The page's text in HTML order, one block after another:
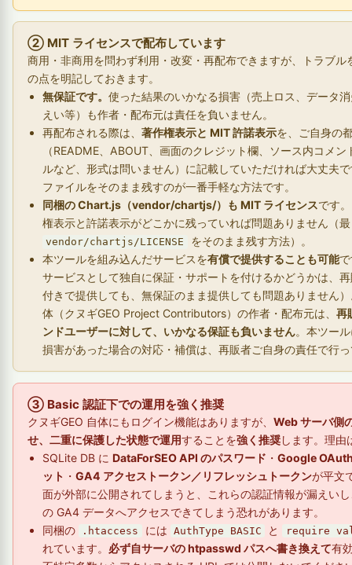
② MIT ライセンスで配布しています
商用・非商用を問わず利用・改変・再配布できますが、トラブル
の点を明記しておきます。
無保証です。 使った結果のいかなる損害（売上ロス、データ
えい等）も作者・配布元は責任を負いません。
再配布される際は、 著作権表示と MIT 許諾表示を、ご自身の
（README、ABOUT、画面のクレジット欄、ソース内コメン
ルなど、形式は問いません）に記載していただければ大丈夫
ファイルをそのまま残すのが一番手軽な方法です。
同梱の Chart.js（vendor/chartjs/）も MIT ライセンスです
権表示と許諾表示がどこかに残っていれば問題ありません（
vendor/chartjs/LICENSE
をそのまま残す方法）。
本ツールを組み込んだサービスを有償で提供することも可能
サービスとして独自に保証・サポートを付けるかどうかは、
付きで提供しても、無保証のまま提供しても問題ありません
体（クヌギGEO Project Contributors）の作者・配布元は、 再
ンドユーザーに対して、いかなる保証も負いません。本ツー
損害があった場合の対応・補償は、再販者ご自身の責任で行
③ Basic 認証下での運用を強く推奨
クヌギGEO 自体にもログイン機能はありますが、 Web サーバ側
せ、二重に保護した状態で運用することを強く推奨します。理由
SQLite DB に DataForSEO API のパスワード ・ Google
ット ・ GA4 アクセストークン／リフレッシュトークンが平文
面が外部に公開されてしまうと、これらの認証情報が漏えい
の GA4 データへアクセスできてしまう恐れがあります。
同梱の
.htaccess には AuthType BASIC と require
れています。 必ず自サーバの htpasswd パスへ書き換えて有